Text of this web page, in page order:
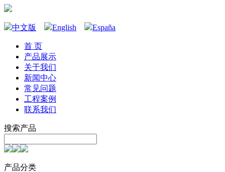
中文版 English España
首 页
产品展示
关于我们
新闻中心
常见问题
工程案例
联系我们
搜索产品
产品分类